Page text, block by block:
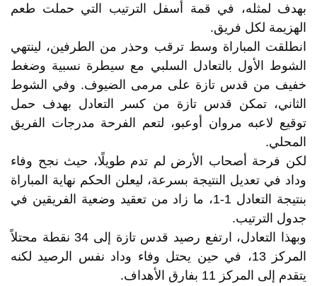
بهدف لمثله، في قمة أسفل الترتيب التي حملت طعم
الهزيمة لكل فريق.
انطلقت المباراة وسط ترقب وحذر من الطرفين، لينتهي
الشوط الأول بالتعادل السلبي مع سيطرة نسبية وضغط
خفيف من قدس تازة على مرمى الضيوف. وفي الشوط
الثاني، تمكن قدس تازة من كسر التعادل بهدف حمل
توقيع لاعبه مروان أوعبو، لتعم الفرحة مدرجات الفريق
المحلي.
لكن فرحة أصحاب الأرض لم تدم طويلًا، حيث نجح وفاء
وداد في تعديل النتيجة بسرعة، ليعلن الحكم نهاية المباراة
بنتيجة التعادل 1-1، ما زاد من تعقيد وضعية الفريقين في
جدول الترتيب.
وبهذا التعادل، ارتفع رصيد قدس تازة إلى 34 نقطة محتلاً
المركز 13، في حين يحتل وفاء وداد نفس الرصيد لكنه
يتقدم إلى المركز 11 بفارق الأهداف.